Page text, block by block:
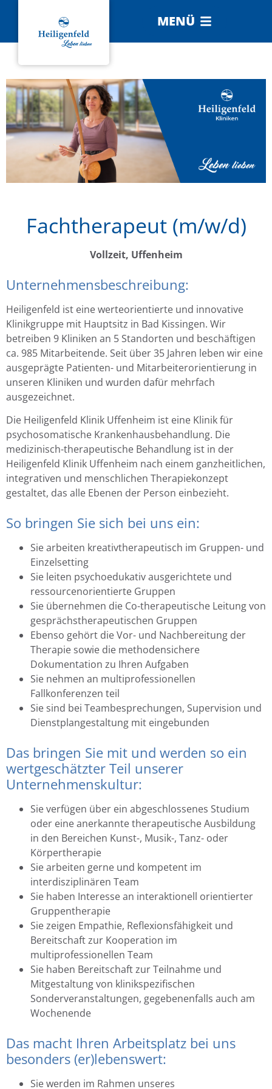
MENÜ
Fachtherapeut (m/w/d)
Vollzeit, Uffenheim
Unternehmensbeschreibung:
Heiligenfeld ist eine werteorientierte und innovative
Klinikgruppe mit Hauptsitz in Bad Kissingen. Wir
betreiben 9 Kliniken an 5 Standorten und beschäftigen
ca. 985 Mitarbeitende. Seit über 35 Jahren leben wir eine
ausgeprägte Patienten- und Mitarbeiterorientierung in
unseren Kliniken und wurden dafür mehrfach
ausgezeichnet.
Die Heiligenfeld Klinik Uffenheim ist eine Klinik für
psychosomatische Krankenhausbehandlung. Die
medizinisch-therapeutische Behandlung ist in der
Heiligenfeld Klinik Uffenheim nach einem ganzheitlichen,
integrativen und menschlichen Therapiekonzept
gestaltet, das alle Ebenen der Person einbezieht.
So bringen Sie sich bei uns ein:
Sie arbeiten kreativtherapeutisch im Gruppen- und
Einzelsetting
Sie leiten psychoedukativ ausgerichtete und
ressourcenorientierte Gruppen
Sie übernehmen die Co-therapeutische Leitung von
gesprächstherapeutischen Gruppen
Ebenso gehört die Vor- und Nachbereitung der
Therapie sowie die methodensichere
Dokumentation zu Ihren Aufgaben
Sie nehmen an multiprofessionellen
Fallkonferenzen teil
Sie sind bei Teambesprechungen, Supervision und
Dienstplangestaltung mit eingebunden
Das bringen Sie mit und werden so ein
wertgeschätzter Teil unserer
Unternehmenskultur:
Sie verfügen über ein abgeschlossenes Studium
oder eine anerkannte therapeutische Ausbildung
in den Bereichen Kunst-, Musik-, Tanz- oder
Körpertherapie
Sie arbeiten gerne und kompetent im
interdisziplinären Team
Sie haben Interesse an interaktionell orientierter
Gruppentherapie
Sie zeigen Empathie, Reflexionsfähigkeit und
Bereitschaft zur Kooperation im
multiprofessionellen Team
Sie haben Bereitschaft zur Teilnahme und
Mitgestaltung von klinikspezifischen
Sonderveranstaltungen, gegebenenfalls auch am
Wochenende
Das macht Ihren Arbeitsplatz bei uns
besonders (er)lebenswert:
Sie werden im Rahmen unseres